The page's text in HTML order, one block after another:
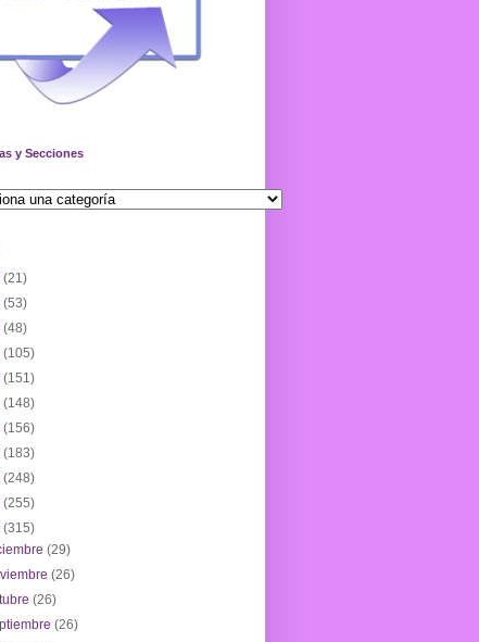
y Secciones
(21)
(53)
(48)
(105)
(151)
(148)
(156)
(183)
(248)
(255)
(315)
(29)
(26)
(26)
(26)